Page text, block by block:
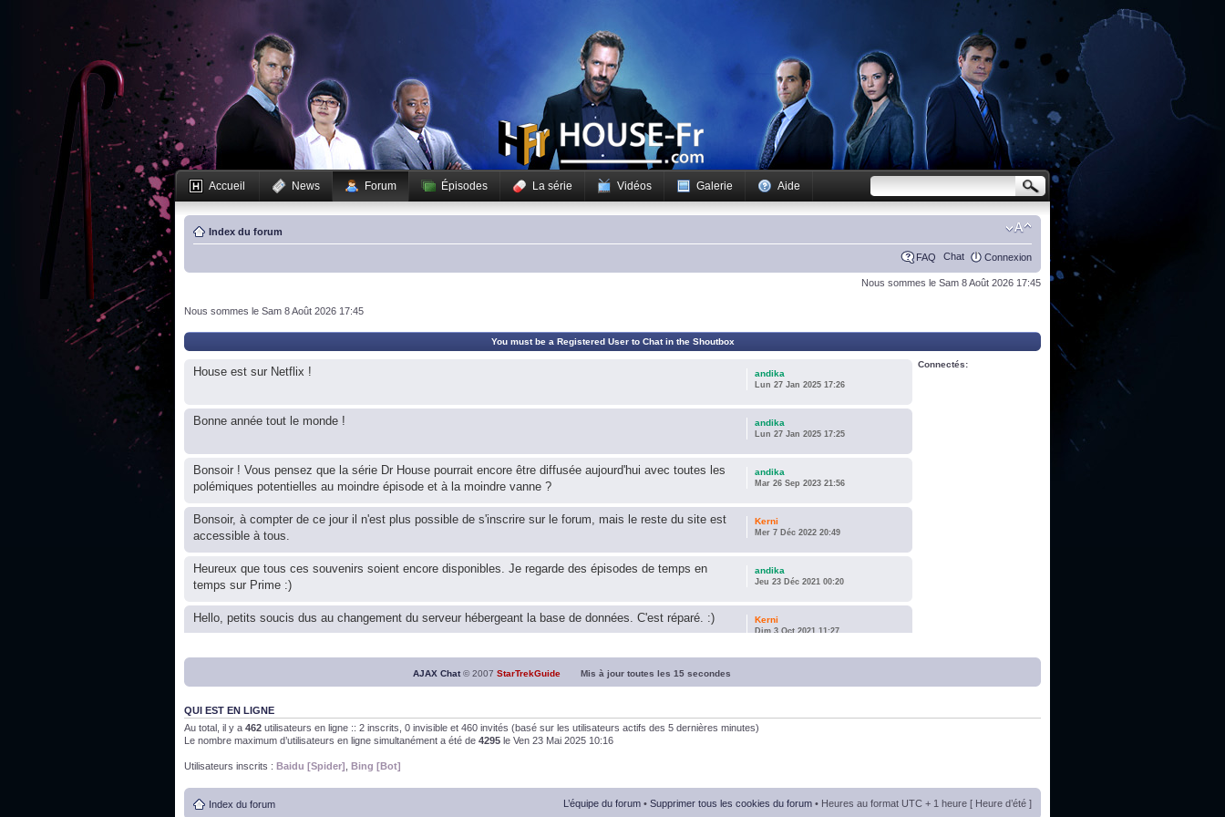
Accueil News Forum Épisodes La série Vidéos Galerie Aide
Index du forum
FAQ Chat Connexion
Nous sommes le Sam 8 Août 2026 17:45
Nous sommes le Sam 8 Août 2026 17:45
You must be a Registered User to Chat in the Shoutbox
House est sur Netflix ! andika
Lun 27 Jan 2025 17:26
Bonne année tout le monde ! andika
Lun 27 Jan 2025 17:25
Bonsoir ! Vous pensez que la série Dr House pourrait encore être diffusée aujourd'hui avec toutes les
polémiques potentielles au moindre épisode et à la moindre vanne ?
andika
Mar 26 Sep 2023 21:56
Bonsoir, à compter de ce jour il n'est plus possible de s'inscrire sur le forum, mais le reste du site est
accessible à tous.
Kerni
Mer 7 Déc 2022 20:49
Heureux que tous ces souvenirs soient encore disponibles. Je regarde des épisodes de temps en
temps sur Prime :)
andika
Jeu 23 Déc 2021 00:20
Hello, petits soucis dus au changement du serveur hébergeant la base de données. C'est réparé. :) Kerni
Dim 3 Oct 2021 11:27
Bon, 2020, ça n'a pas trop marché. JE vous souhaite une année 2021 plus belle que 2020 !
J'ai l'impression que nous n'avons pas fait les survivor des épisodes issus des saisons 6; 7 et 8 ! andika
Dim 26 Avr 2020 14:19
Bonne année 2020 !
Connectés:
AJAX Chat© 2007 StarTrekGuide Mis à jour toutes les 15 secondes
QUI EST EN LIGNE
Au total, il y a 462 utilisateurs en ligne :: 2 inscrits, 0 invisible et 460 invités (basé sur les utilisateurs actifs des 5 dernières minutes)
Le nombre maximum d’utilisateurs en ligne simultanément a été de 4295 le Ven 23 Mai 2025 10:16
Utilisateurs inscrits : Baidu [Spider] Bing [Bot]
Index du forum L’équipe du forum • Supprimer tous les cookies du forum • Heures au format UTC + 1 heure [ Heure d’été ]